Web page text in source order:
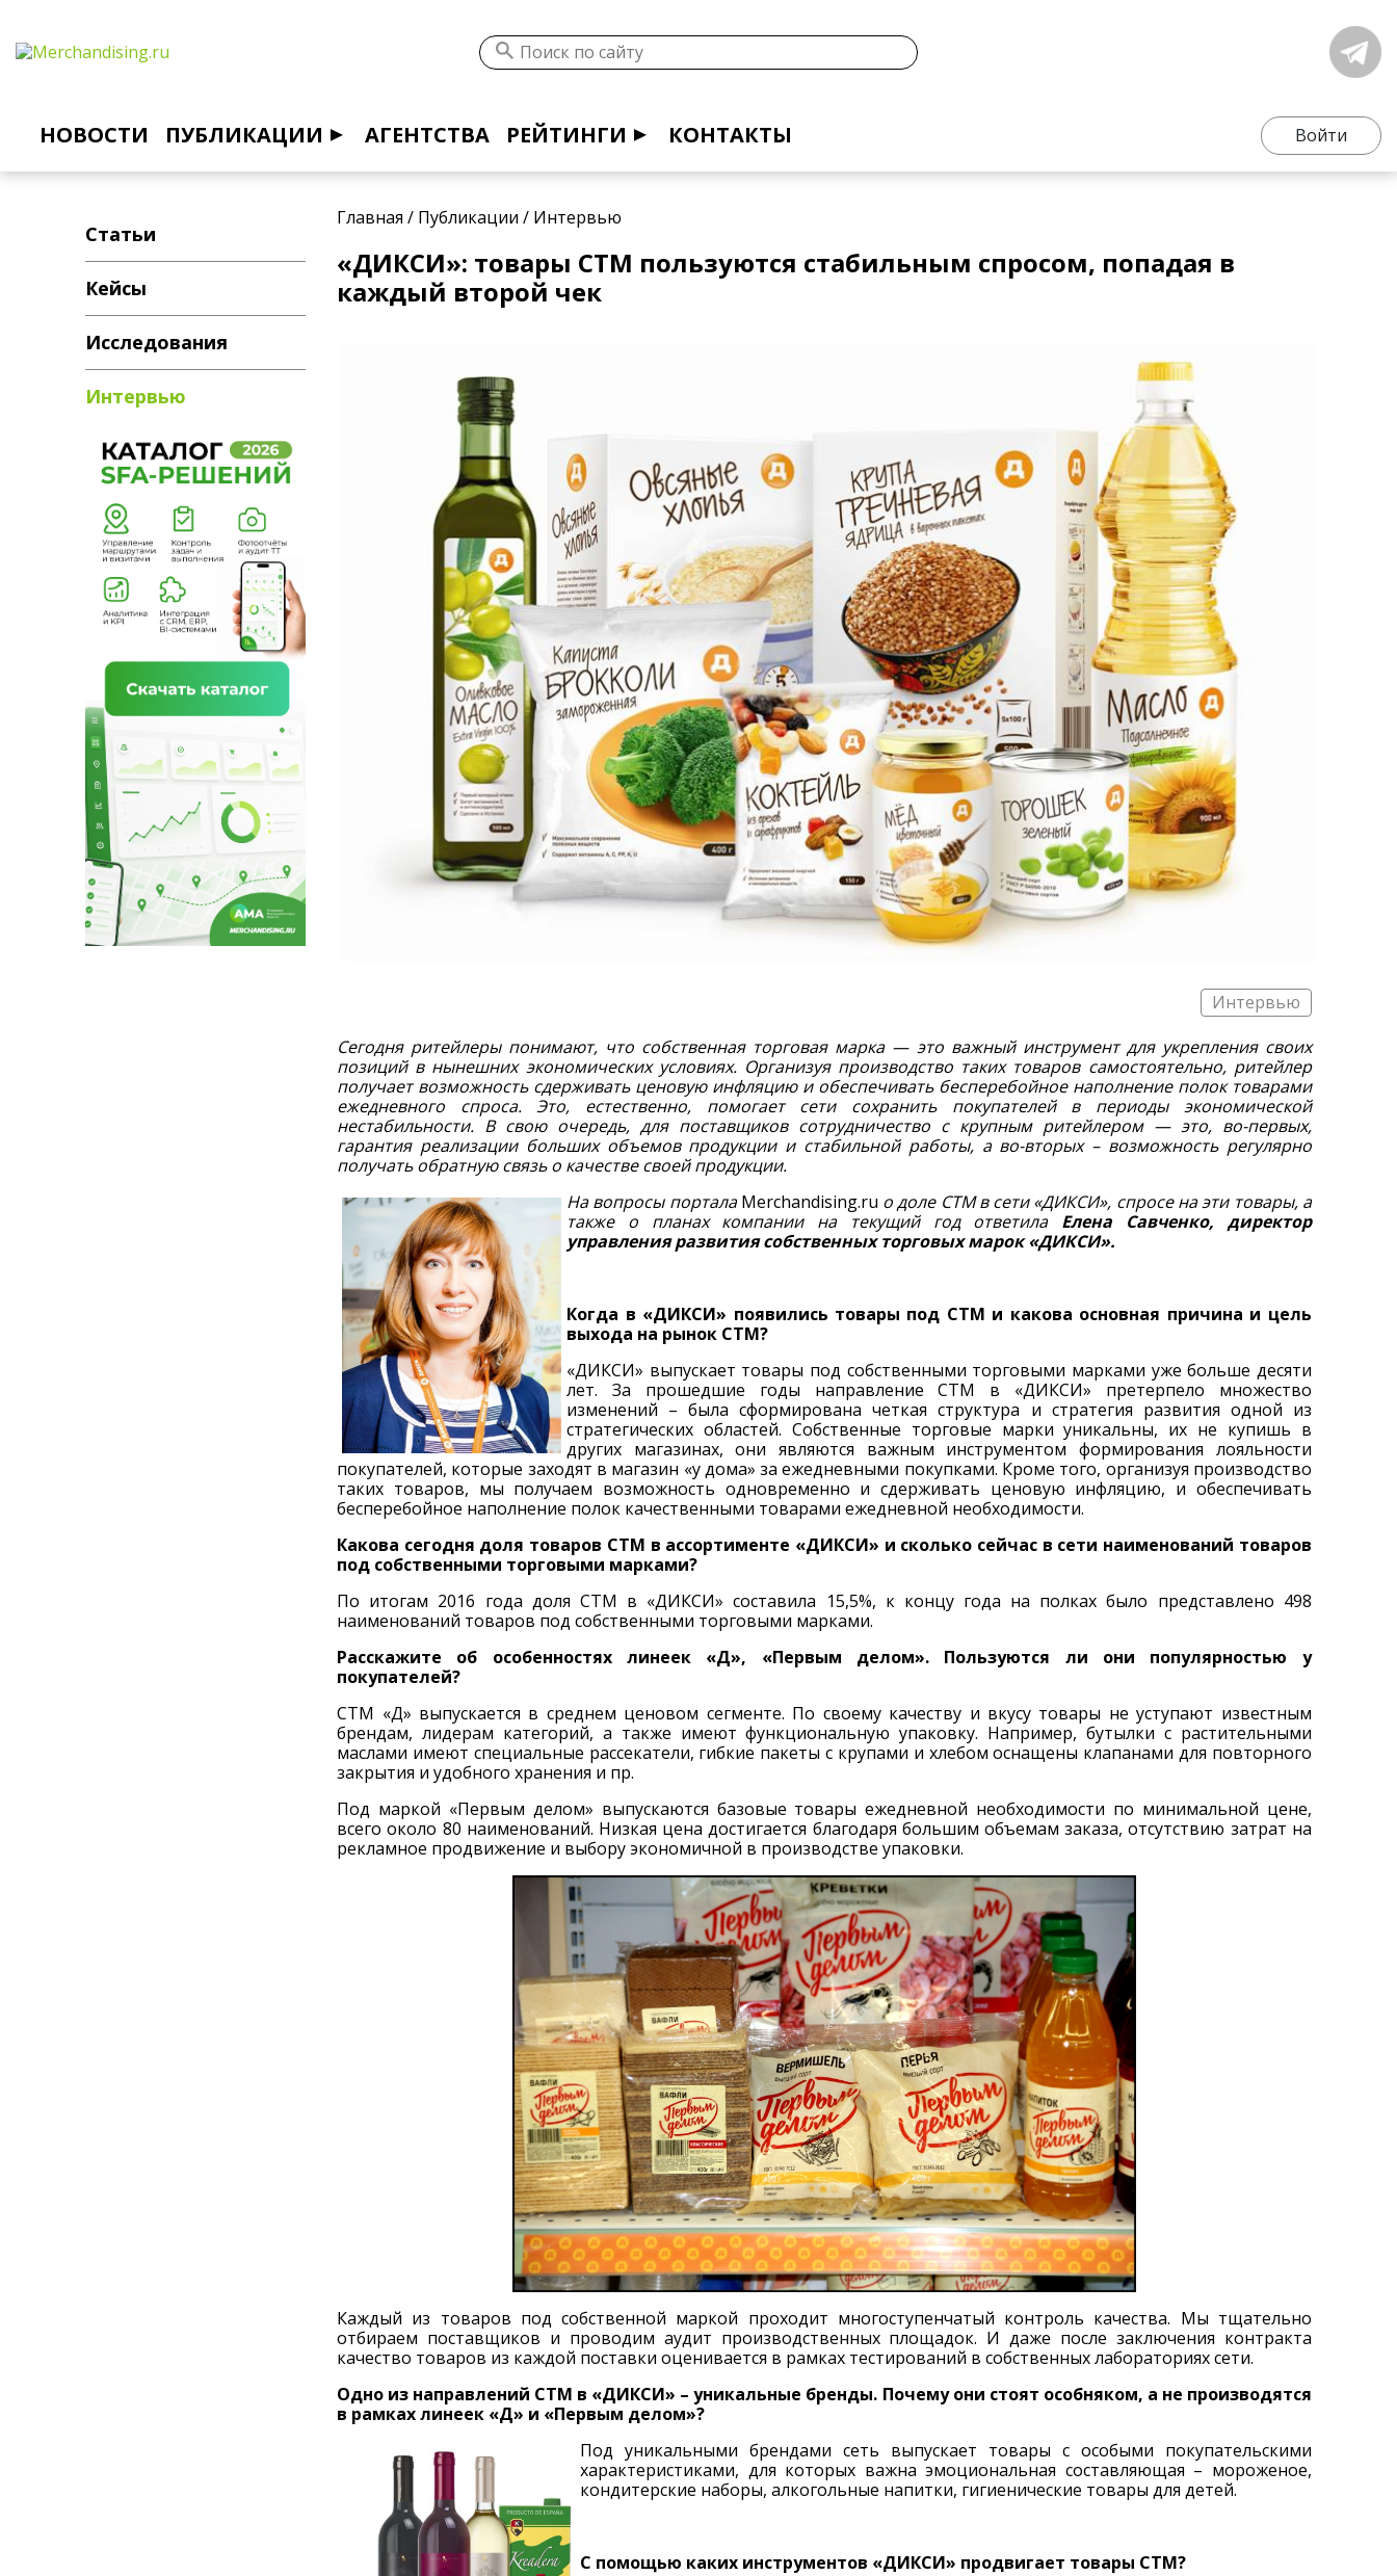
НОВОСТИ ПУБЛИКАЦИИ АГЕНТСТВА РЕЙТИНГИ КОНТАКТЫ Войти
Главная / Публикации / Интервью
«ДИКСИ»: товары СТМ пользуются стабильным спросом, попадая в
каждый второй чек
Интервью
Сегодня ритейлеры понимают, что собственная торговая марка — это важный инструмент для укрепления своих
позиций в нынешних экономических условиях. Организуя производство таких товаров самостоятельно, ритейлер
получает возможность сдерживать ценовую инфляцию и обеспечивать бесперебойное наполнение полок товарами
ежедневного спроса. Это, естественно, помогает сети сохранить покупателей в периоды экономической
нестабильности. В свою очередь, для поставщиков сотрудничество с крупным ритейлером — это, во-первых,
гарантия реализации больших объемов продукции и стабильной работы, а во-вторых – возможность регулярно
получать обратную связь о качестве своей продукции.
На вопросы порталаMerchandising.ru о доле СТМ в сети «ДИКСИ», спросе на эти товары, а
также о планах компании на текущий год ответила Елена Савченко, директор
управления развития собственных торговых марок «ДИКСИ».
Когда в «ДИКСИ» появились товары под СТМ и какова основная причина и цель
выхода на рынок СТМ?
«ДИКСИ» выпускает товары под собственными торговыми марками уже больше десяти
лет. За прошедшие годы направление СТМ в «ДИКСИ» претерпело множество
изменений – была сформирована четкая структура и стратегия развития одной из
стратегических областей. Собственные торговые марки уникальны, их не купишь в
других магазинах, они являются важным инструментом формирования лояльности
покупателей, которые заходят в магазин «у дома» за ежедневными покупками. Кроме того, организуя производство
таких товаров, мы получаем возможность одновременно и сдерживать ценовую инфляцию, и обеспечивать
бесперебойное наполнение полок качественными товарами ежедневной необходимости.
Какова сегодня доля товаров СТМ в ассортименте «ДИКСИ» и сколько сейчас в сети наименований товаров
под собственными торговыми марками?
По итогам 2016 года доля СТМ в «ДИКСИ» составила 15,5%, к концу года на полках было представлено 498
наименований товаров под собственными торговыми марками.
Расскажите об особенностях линеек «Д», «Первым делом». Пользуются ли они популярностью у
покупателей?
СТМ «Д» выпускается в среднем ценовом сегменте. По своему качеству и вкусу товары не уступают известным
брендам, лидерам категорий, а также имеют функциональную упаковку. Например, бутылки с растительными
маслами имеют специальные рассекатели, гибкие пакеты с крупами и хлебом оснащены клапанами для повторного
закрытия и удобного хранения и пр.
Под маркой «Первым делом» выпускаются базовые товары ежедневной необходимости по минимальной цене,
всего около 80 наименований. Низкая цена достигается благодаря большим объемам заказа, отсутствию затрат на
рекламное продвижение и выбору экономичной в производстве упаковки.
Каждый из товаров под собственной маркой проходит многоступенчатый контроль качества. Мы тщательно
отбираем поставщиков и проводим аудит производственных площадок. И даже после заключения контракта
качество товаров из каждой поставки оценивается в рамках тестирований в собственных лабораториях сети.
Одно из направлений СТМ в «ДИКСИ» – уникальные бренды. Почему они стоят особняком, а не производятся
в рамках линеек «Д» и «Первым делом»?
Под уникальными брендами сеть выпускает товары с особыми покупательскими
характеристиками, для которых важна эмоциональная составляющая – мороженое,
кондитерские наборы, алкогольные напитки, гигиенические товары для детей.
С помощью каких инструментов «ДИКСИ» продвигает товары СТМ?
Статьи
Кейсы
Исследования
Интервью